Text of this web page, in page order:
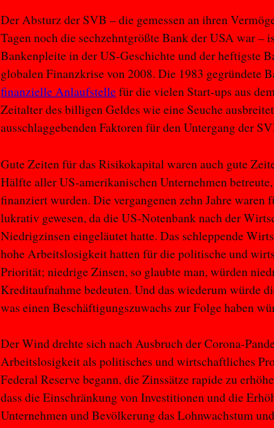
Der Absturz der SVB – die gemessen an ihren
Tagen noch die sechzehntgrößte Bank der USA war –
Bankenpleite in der US-Geschichte und der heftigste
globalen Finanzkrise von 2008. Die 1983 gegründete
finanzielle Anlaufstellefür die vielen Start-ups aus
Zeitalter des billigen Geldes wie eine Seuche
ausschlaggebenden Faktoren für den Untergang der
Gute Zeiten für das Risikokapital waren auch gute
Hälfte aller US-amerikanischen Unternehmen
finanziert wurden. Die vergangenen zehn Jahre waren
lukrativ gewesen, da die US-Notenbank nach der
Niedrigzinsen eingeläutet hatte. Das schleppende
hohe Arbeitslosigkeit hatten für die politische und
Priorität; niedrige Zinsen, so glaubte man, würden
Kreditaufnahme bedeuten. Und das wiederum würde
was einen Beschäftigungszuwachs zur Folge haben
Der Wind drehte sich nach Ausbruch der Corona-
Arbeitslosigkeit als politisches und wirtschaftliches
Federal Reserve begann, die Zinssätze rapide zu
dass die Einschränkung von Investitionen und die
Unternehmen und Bevölkerung das Lohnwachstum